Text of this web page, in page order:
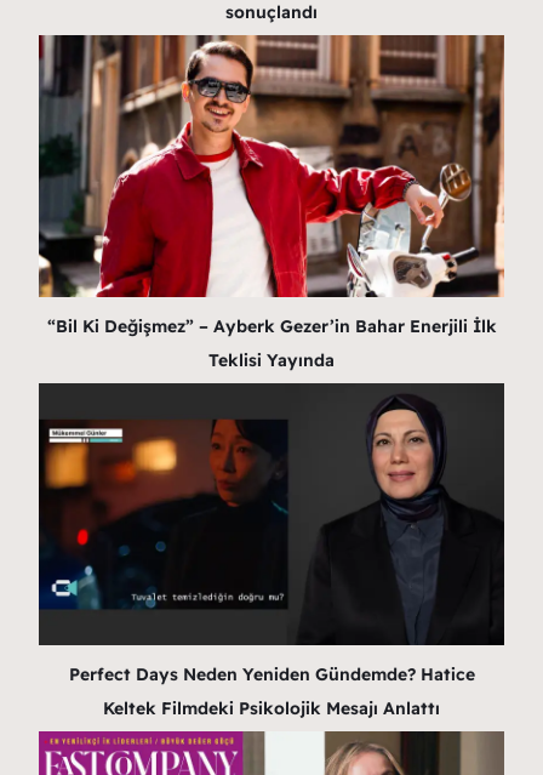
sonuçlandı
“Bil Ki Değişmez” – Ayberk Gezer’in Bahar Enerjili İlk
Teklisi Yayında
Perfect Days Neden Yeniden Gündemde? Hatice
Keltek Filmdeki Psikolojik Mesajı Anlattı